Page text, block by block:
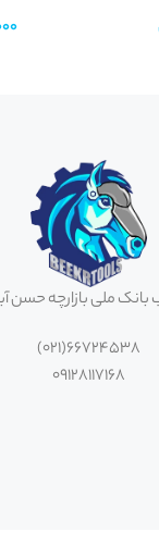
ملی بازارچه حسن
66724538(021)
09128117168